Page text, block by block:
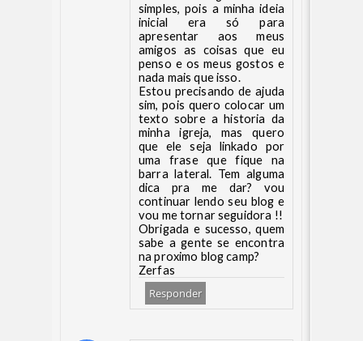
simples, pois a minha ideia
inicial era só para
apresentar aos meus
amigos as coisas que eu
penso e os meus gostos e
nada mais que isso.
Estou precisando de ajuda
sim, pois quero colocar um
texto sobre a historia da
minha igreja, mas quero
que ele seja linkado por
uma frase que fique na
barra lateral. Tem alguma
dica pra me dar? vou
continuar lendo seu blog e
vou me tornar seguidora !!
Obrigada e sucesso, quem
sabe a gente se encontra
na proximo blog camp?
Zerfas
Responder